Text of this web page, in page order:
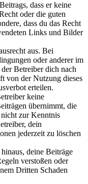
dass er keine
oder die guten
dass du das Recht
Links und Bilder
aus. Bei
oder anderer im
Betreiber dich nach
von der Nutzung dieses
erteilen.
keine
übernimmt, die
nicht zur Kenntnis
dein
jederzeit zu löschen
deine Beiträge
verstoßen oder
Dritten Schaden